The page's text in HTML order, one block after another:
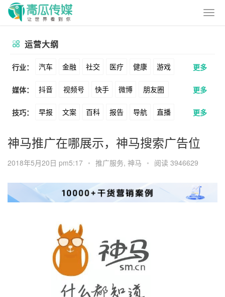
运营大纲
行业： 汽车 金融 社交 医疗 健康 游戏
动漫 美妆 美食 家装 教育 婚纱
酒旅 母婴 宠物 文娱 跨境 科技
广告 元宇宙 房地产
更多
媒体： 抖音 视频号 快手 微博 朋友圈
公众号 B站 小红书 头条 知乎
Soul 360 百度 搜狗 爱奇艺 美柚
美图 最右 神马 谷歌 Facebook
Tiktok YouTube Yahoo Bing
更多
技巧： 早报 文案 百科 报告 导航 直播
卖货 脚本 话术 电商 私域 社群
涨粉 广告 推广 方案 策划 案例
数据 拉新 活动 用户 海外
更多
神马推广在哪展示，神马搜索广告位
2018年5月20日 pm5:17 • 推广服务, 神马 • 阅读 3946629